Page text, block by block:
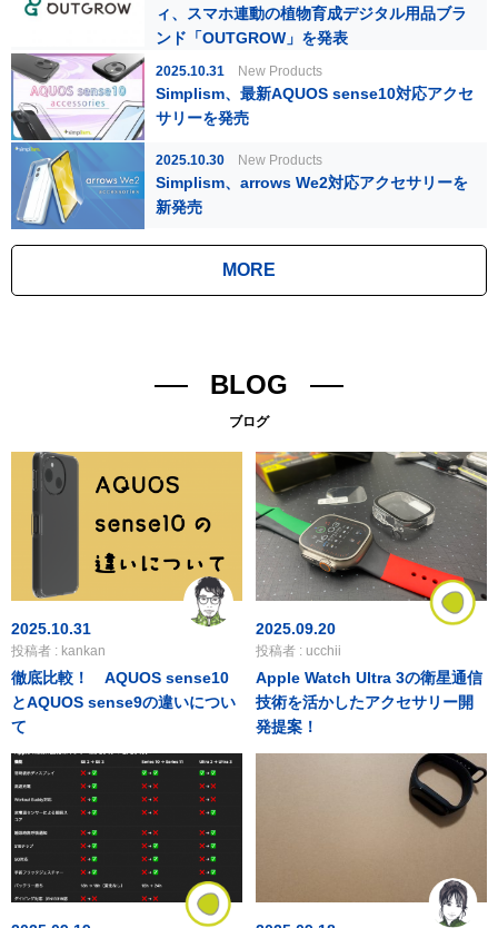
ィ、スマホ連動の植物育成デジタル用品ブラ
ンド「OUTGROW」を発表
2025.10.31 New Products
Simplism、最新AQUOS sense10対応アクセ
サリーを発売
2025.10.30 New Products
Simplism、arrows We2対応アクセサリーを
新発売
MORE
BLOG
ブログ
2025.10.31
投稿者 : kankan
徹底比較！ AQUOS sense10
とAQUOS sense9の違いについ
て
2025.09.20
投稿者 : ucchii
Apple Watch Ultra 3の衛星通信
技術を活かしたアクセサリー開
発提案！